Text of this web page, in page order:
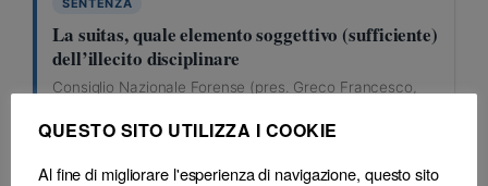
La suitas, quale elemento soggettivo (sufficiente)
dell’illecito disciplinare
Consiglio Nazionale Forense (pres. Greco Francesco,
Ottobre 2023
QUESTO SITO UTILIZZA I COOKIE
Al fine di migliorare l'esperienza di navigazione, questo sito